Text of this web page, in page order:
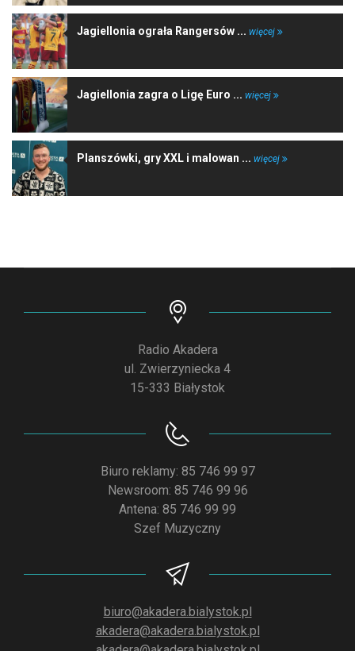
Jagiellonia ograła Rangersów ... więcej
Jagiellonia zagra o Ligę Euro ... więcej
Planszówki, gry XXL i malowan ... więcej
Radio Akadera
ul. Zwierzyniecka 4
15-333 Białystok
Biuro reklamy: 85 746 99 97
Newsroom: 85 746 99 96
Antena: 85 746 99 99
Szef Muzyczny
biuro@akadera.bialystok.pl
akadera@akadera.bialystok.pl